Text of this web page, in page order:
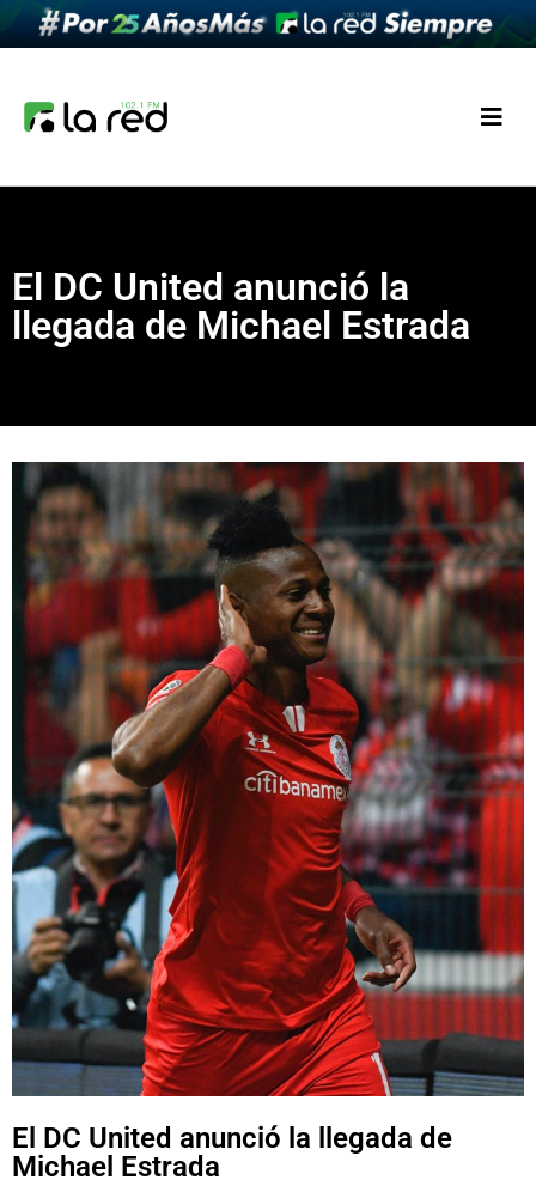
El DC United anunció la
llegada de Michael Estrada
El DC United anunció la llegada de
Michael Estrada